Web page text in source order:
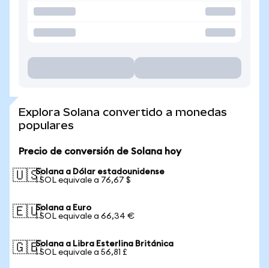
Explora Solana convertido a monedas
populares
Precio de conversión de Solana hoy
🇺🇸Solana a Dólar estadounidense
1 SOL equivale a 76,67 $
🇪🇺Solana a Euro
1 SOL equivale a 66,34 €
🇬🇧Solana a Libra Esterlina Británica
1 SOL equivale a 56,81 £